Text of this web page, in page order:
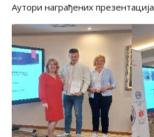
Аутори награђених презентација